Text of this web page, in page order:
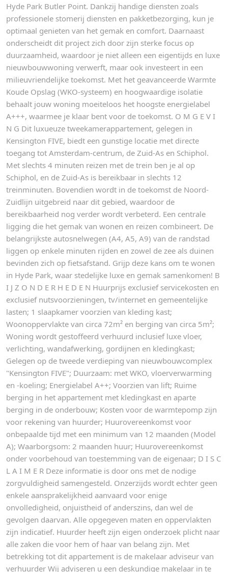
Hyde Park Butler Point. Dankzij handige diensten zoals
professionele stomerij diensten en pakketbezorging, kun je
optimaal genieten van het gemak en comfort. Daarnaast
onderscheidt dit project zich door zijn sterke focus op
duurzaamheid, waardoor je niet alleen een eigentijds en luxe
nieuwbouwwoning verwerft, maar ook investeert in een
milieuvriendelijke toekomst. Met het geavanceerde Warmte
Koude Opslag (WKO-systeem) en hoogwaardige isolatie
behaalt jouw woning moeiteloos het hoogste energielabel
A+++, waarmee je klaar bent voor de toekomst. O M G E V I
N G Dit luxueuze tweekamerappartement, gelegen in
Kensington FIVE, biedt een gunstige locatie met directe
toegang tot Amsterdam-centrum, de Zuid-As en Schiphol.
Met slechts 4 minuten reizen met de trein ben je al op
Schiphol, en de Zuid-As is bereikbaar in slechts 12
treinminuten. Bovendien wordt in de toekomst de Noord-
Zuidlijn uitgebreid naar dit gebied, waardoor de
bereikbaarheid nog verder wordt verbeterd. Een centrale
ligging die het gemak van wonen en reizen combineert. De
belangrijkste autosnelwegen (A4, A5, A9) van de randstad
liggen op enkele minuten rijden en zowel de zee als duinen
bevinden zich op fietsafstand. Grijp deze kans om te wonen
in Hyde Park, waar stedelijke luxe en gemak samenkomen! B
I J Z O N D E R H E D E N Huurprijs exclusief servicekosten en
exclusief nutsvoorzieningen, tv/internet en gemeentelijke
lasten; 1 slaapkamer voorzien van kleding kast;
Woonoppervlakte van circa 72m² en berging van circa 5m²;
Woning wordt gestoffeerd verhuurd inclusief luxe vloer,
verlichting, wandafwerking, gordijnen en kledingkast;
Gelegen op de tweede verdieping van nieuwbouwcomplex
"Kensington FIVE"; Duurzaam: met WKO, vloerverwarming
en -koeling; Energielabel A++; Voorzien van lift; Ruime
berging in het appartement met kledingkast en aparte
berging in de onderbouw; Kosten voor de warmtepomp zijn
voor rekening van huurder; Huurovereenkomst voor
onbepaalde tijd met een minimum van 12 maanden (Model
A); Waarborgsom: 2 maanden huur; Huurovereenkomst
onder voorbehoud van toestemming van de eigenaar; D I S C
L A I M E R Deze informatie is door ons met de nodige
zorgvuldigheid samengesteld. Onzerzijds wordt echter geen
enkele aansprakelijkheid aanvaard voor enige
onvolledigheid, onjuistheid of anderszins, dan wel de
gevolgen daarvan. Alle opgegeven maten en oppervlakten
zijn indicatief. Huurder heeft zijn eigen onderzoek plicht naar
alle zaken die voor hem of haar van belang zijn. Met
betrekking tot dit appartement is de makelaar adviseur van
verhuurder Wij adviseren u een deskundige makelaar in te